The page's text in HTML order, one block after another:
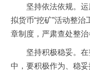
坚持依法依规。
拟货币“挖矿”活动整
章制度，严肃查处整治
坚持积极稳妥。
中，要积极作为、稳